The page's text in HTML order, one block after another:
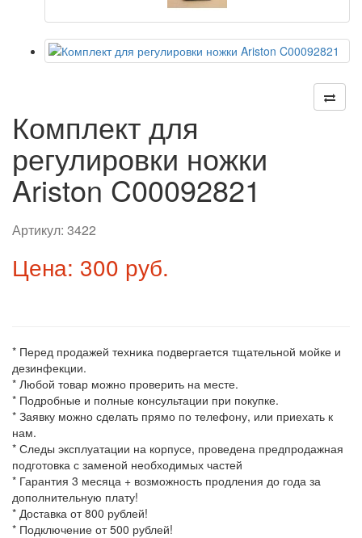
Комплект для
регулировки ножки
Ariston C00092821
Артикул: 3422
Цена: 300 руб.
* Перед продажей техника подвергается тщательной мойке и
дезинфекции.
* Любой товар можно проверить на месте.
* Подробные и полные консультации при покупке.
* Заявку можно сделать прямо по телефону, или приехать к
нам.
* Следы эксплуатации на корпусе, проведена предпродажная
подготовка с заменой необходимых частей
* Гарантия 3 месяца + возможность продления до года за
дополнительную плату!
* Доставка от 800 рублей!
* Подключение от 500 рублей!